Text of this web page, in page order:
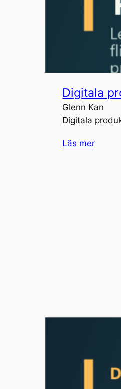
Digitala
Glenn Kan
Digitala
Läs mer